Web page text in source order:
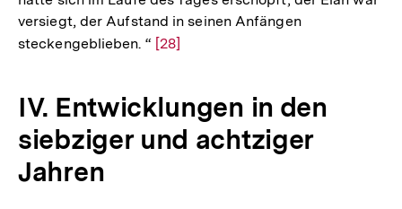
versiegt, der Aufstand in seinen Anfängen
steckengeblieben. “ Zur
Fußnote
[28]
IV. Entwicklungen in den
siebziger und achtziger
Jahren